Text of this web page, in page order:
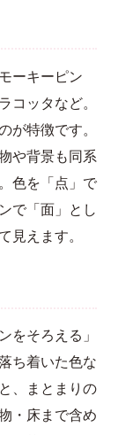
ーキーピン
コッタなど。
が特徴です。
や背景も同系
色を「点」で
で「面」とし
見えます。
をそろえる」
ち着いた色な
、まとまりの
・床まで含め